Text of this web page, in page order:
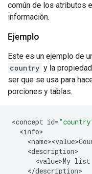
común de los atributos
información.
Ejemplo
Este es un ejemplo de
country y la propiedad
ser que se usa para
porciones y tablas.
<concept id=
<info
<
<description
<value>My list
</description